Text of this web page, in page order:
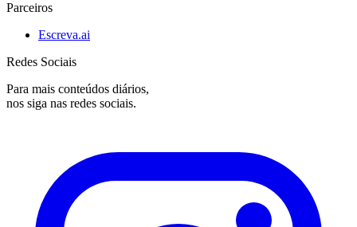
Parceiros
Escreva.ai
Redes Sociais
Para mais conteúdos diários,
nos siga nas redes sociais.